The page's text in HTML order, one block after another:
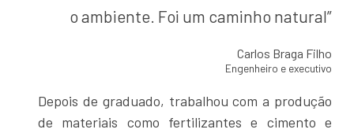
o ambiente. Foi um caminho natural”
Carlos Braga Filho
Engenheiro e executivo
Depois de graduado, trabalhou com a produção
de materiais como fertilizantes e cimento e